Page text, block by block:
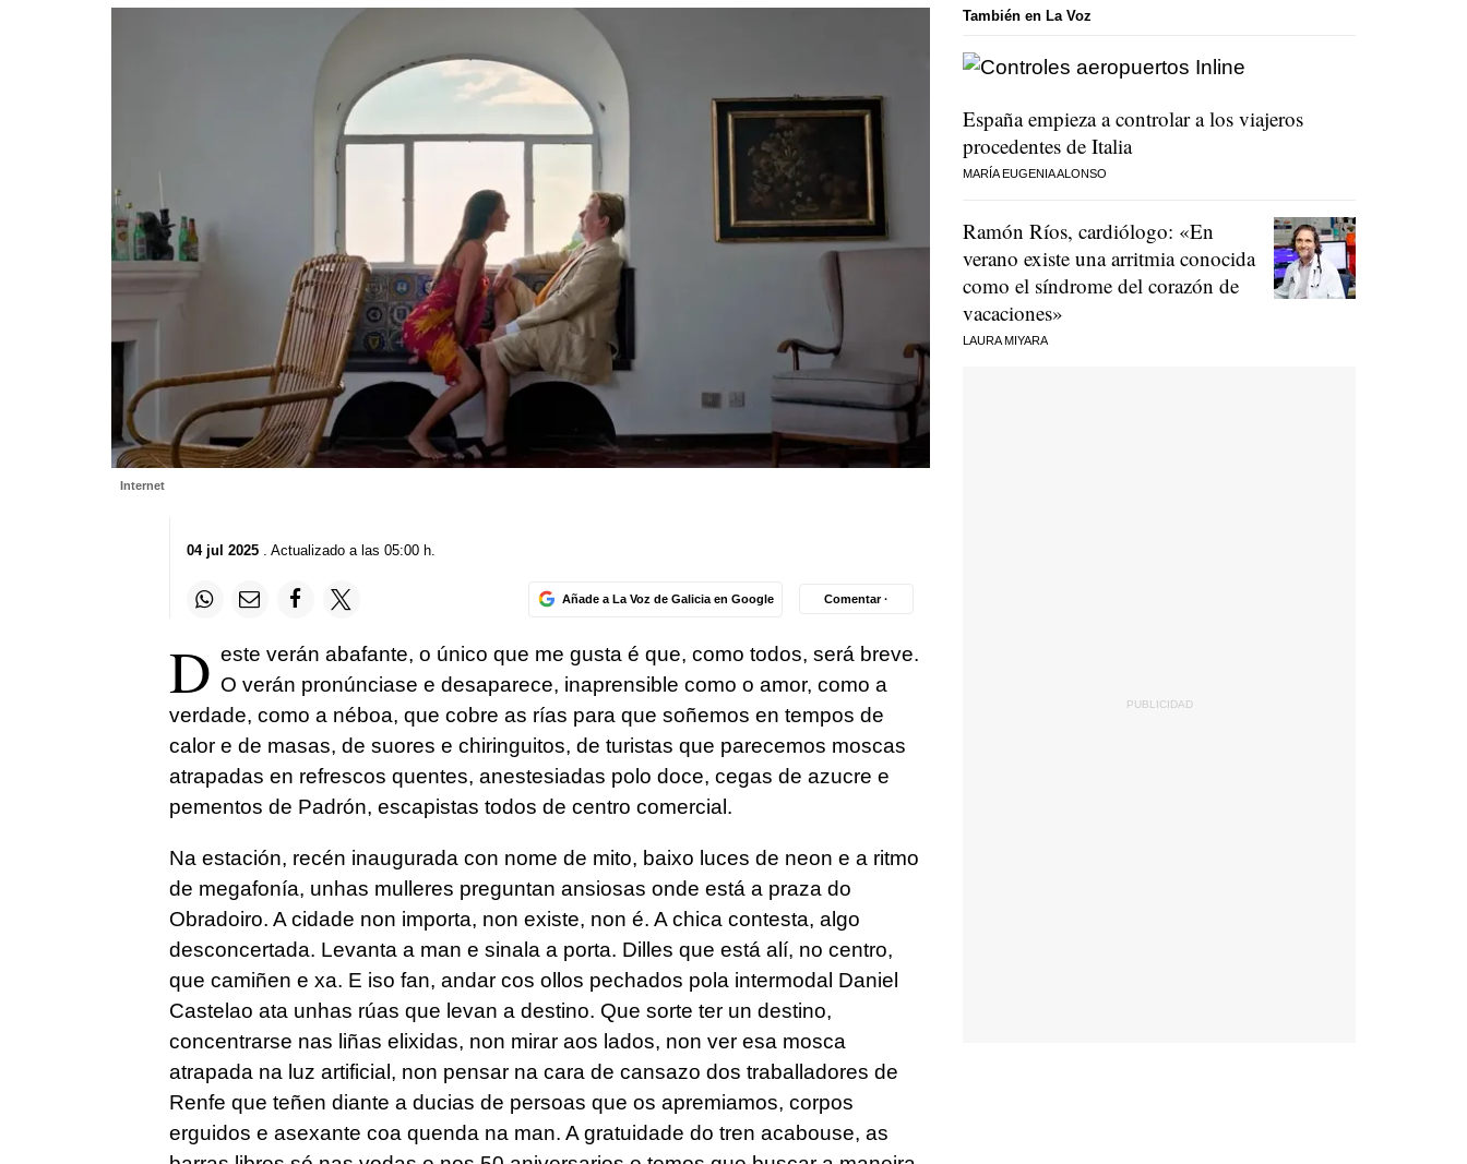
Internet
04 jul 2025. Actualizado a las 05:00 h.
Añade a La Voz de Galicia en Google Comentar ·
D este verán abafante, o único que me gusta é que, como todos, será breve.
O verán pronúnciase e desaparece, inaprensible como o amor, como a
verdade, como a néboa, que cobre as rías para que soñemos en tempos de
calor e de masas, de suores e chiringuitos, de turistas que parecemos moscas
atrapadas en refrescos quentes, anestesiadas polo doce, cegas de azucre e
pementos de Padrón, escapistas todos de centro comercial.
Na estación, recén inaugurada con nome de mito, baixo luces de neon e a ritmo
de megafonía, unhas mulleres preguntan ansiosas onde está a praza do
Obradoiro. A cidade non importa, non existe, non é. A chica contesta, algo
desconcertada. Levanta a man e sinala a porta. Dilles que está alí, no centro,
que camiñen e xa. E iso fan, andar cos ollos pechados pola intermodal Daniel
Castelao ata unhas rúas que levan a destino. Que sorte ter un destino,
concentrarse nas liñas elixidas, non mirar aos lados, non ver esa mosca
atrapada na luz artificial, non pensar na cara de cansazo dos traballadores de
Renfe que teñen diante a ducias de persoas que os apremiamos, corpos
erguidos e asexante coa quenda na man. A gratuidade do tren acabouse, as
También en La Voz
España empieza a controlar a los viajeros
procedentes de Italia
MARÍA EUGENIA ALONSO
Ramón Ríos, cardiólogo: «En
verano existe una arritmia conocida
como el síndrome del corazón de
vacaciones»
LAURA MIYARA